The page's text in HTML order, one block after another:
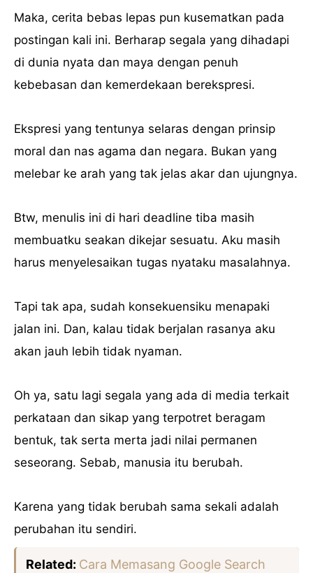
Maka, cerita bebas lepas pun kusematkan pada
postingan kali ini. Berharap segala yang dihadapi
di dunia nyata dan maya dengan penuh
kebebasan dan kemerdekaan berekspresi.
Ekspresi yang tentunya selaras dengan prinsip
moral dan nas agama dan negara. Bukan yang
melebar ke arah yang tak jelas akar dan ujungnya.
Btw, menulis ini di hari deadline tiba masih
membuatku seakan dikejar sesuatu. Aku masih
harus menyelesaikan tugas nyataku masalahnya.
Tapi tak apa, sudah konsekuensiku menapaki
jalan ini. Dan, kalau tidak berjalan rasanya aku
akan jauh lebih tidak nyaman.
Oh ya, satu lagi segala yang ada di media terkait
perkataan dan sikap yang terpotret beragam
bentuk, tak serta merta jadi nilai permanen
seseorang. Sebab, manusia itu berubah.
Karena yang tidak berubah sama sekali adalah
perubahan itu sendiri.
Related: Cara Memasang Google Search